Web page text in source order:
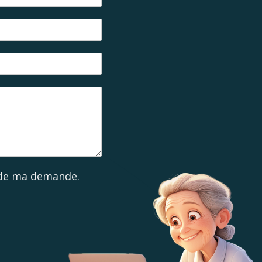
ma demande.